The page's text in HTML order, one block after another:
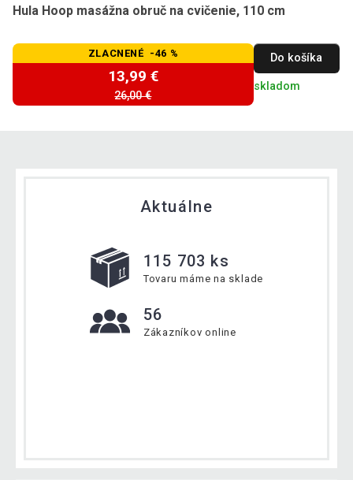
Hula Hoop masážna obruč na cvičenie, 110 cm
ZLACNENÉ -46 %
13,99 €
26,00 €
Do košíka
skladom
Aktuálne
115 703 ks
Tovaru máme na sklade
56
Zákazníkov online